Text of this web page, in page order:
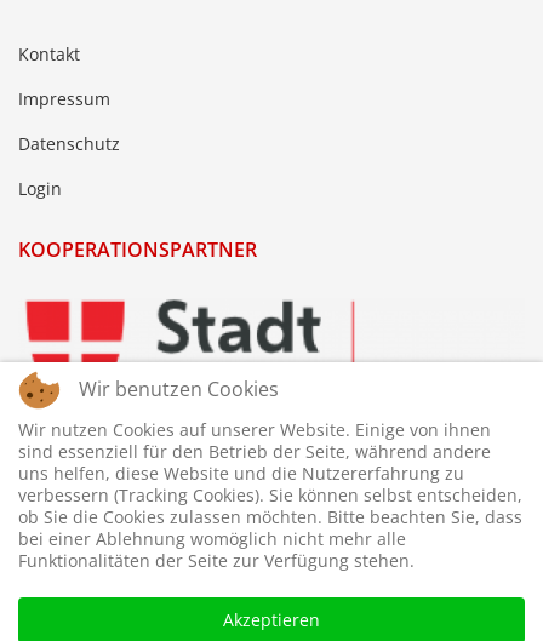
Kontakt
Impressum
Datenschutz
Login
KOOPERATIONSPARTNER
Wir benutzen Cookies
Wir nutzen Cookies auf unserer Website. Einige von ihnen
sind essenziell für den Betrieb der Seite, während andere
uns helfen, diese Website und die Nutzererfahrung zu
verbessern (Tracking Cookies). Sie können selbst entscheiden,
ob Sie die Cookies zulassen möchten. Bitte beachten Sie, dass
bei einer Ablehnung womöglich nicht mehr alle
Funktionalitäten der Seite zur Verfügung stehen.
Akzeptieren